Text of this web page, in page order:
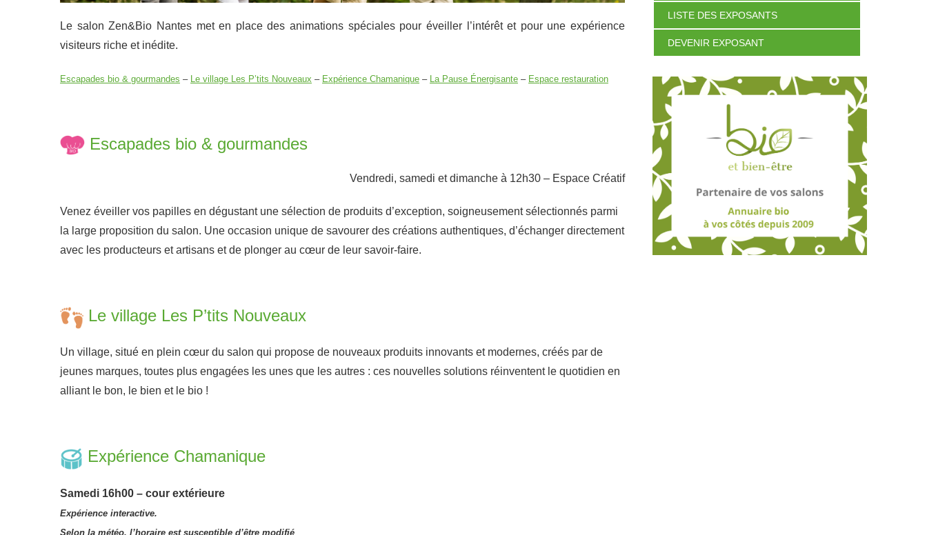
Le salon Zen&Bio Nantes met en place des animations spéciales pour éveiller l’intérêt et pour une expérience
visiteurs riche et inédite.
Escapades bio & gourmandes – Le village Les P’tits Nouveaux – Expérience Chamanique – La Pause Énergisante – Espace restauration
Escapades bio & gourmandes
Vendredi, samedi et dimanche à 12h30 – Espace Créatif
Venez éveiller vos papilles en dégustant une sélection de produits d’exception, soigneusement sélectionnés parmi
la large proposition du salon. Une occasion unique de savourer des créations authentiques, d’échanger directement
avec les producteurs et artisans et de plonger au cœur de leur savoir-faire.
Le village Les P’tits Nouveaux
Un village, situé en plein cœur du salon qui propose de nouveaux produits innovants et modernes, créés par de
jeunes marques, toutes plus engagées les unes que les autres : ces nouvelles solutions réinventent le quotidien en
alliant le bon, le bien et le bio !
Expérience Chamanique
Samedi 16h00 – cour extérieure
Expérience interactive.
Selon la météo, l’horaire est susceptible d’être modifié
LISTE DES EXPOSANTS
DEVENIR EXPOSANT